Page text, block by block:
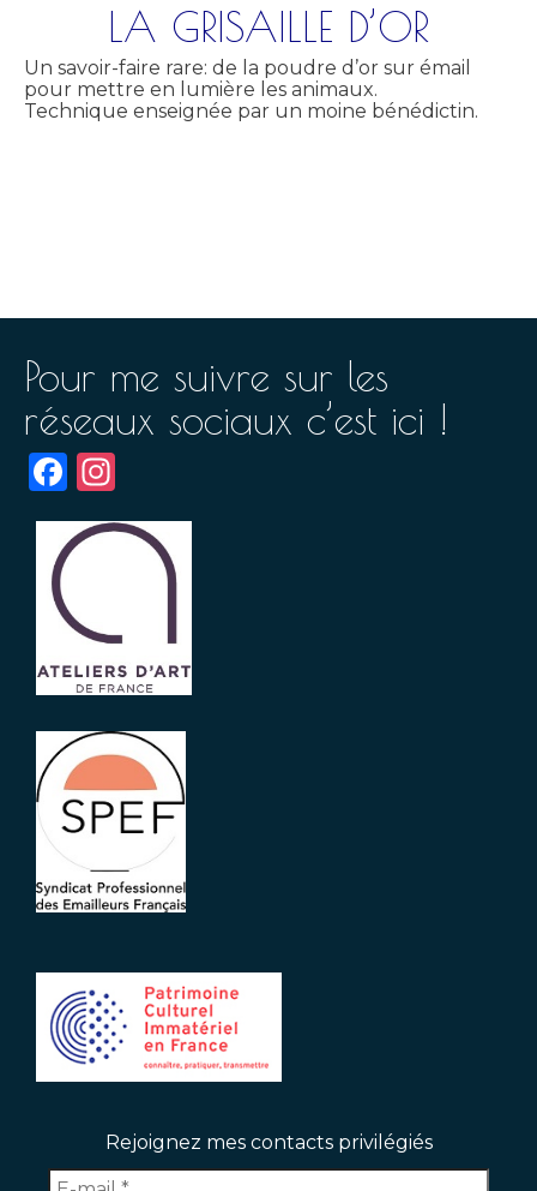
LA GRISAILLE D’OR
Un savoir-faire rare: de la poudre d’or sur émail
pour mettre en lumière les animaux.
Technique enseignée par un moine bénédictin.
Pour me suivre sur les
réseaux sociaux c’est ici !
Facebook
Rejoignez mes contacts privilégiés